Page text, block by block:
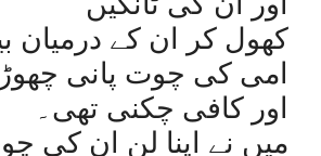
کھول کر ان کے درمیان
امی کی چوت پانی
اور کافی چکنی تھی۔
میں نے اپنا لن ان کی